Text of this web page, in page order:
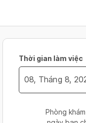
Thời gian làm việc
Navigate
Phòng